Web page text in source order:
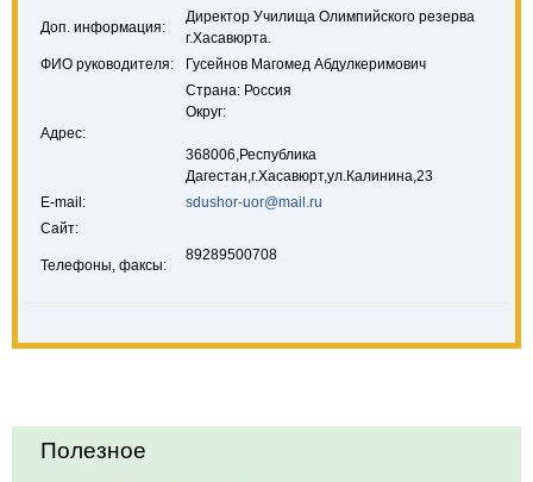
Доп. информация:
Директор Училища Олимпийского резерва
г.Хасавюрта.
ФИО руководителя:
Гусейнов Магомед Абдулкеримович
Адрес:
Страна: Россия
Округ:
368006,Республика
Дагестан,г.Хасавюрт,ул.Калинина,23
E-mail:
sdushor-uor@mail.ru
Сайт:
Телефоны, факсы:
89289500708
Полезное